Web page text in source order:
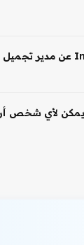
يمكن لأي شخص